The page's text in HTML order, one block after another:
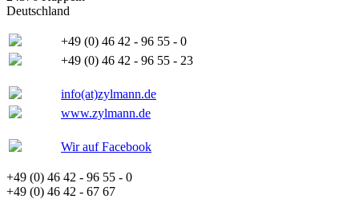
Deutschland
+49 (0) 46 42 - 96 55 - 0
+49 (0) 46 42 - 96 55 - 23
info(at)zylmann.de
www.zylmann.de
Wir auf Facebook
+49 (0) 46 42 - 96 55 - 0
+49 (0) 46 42 - 67 67